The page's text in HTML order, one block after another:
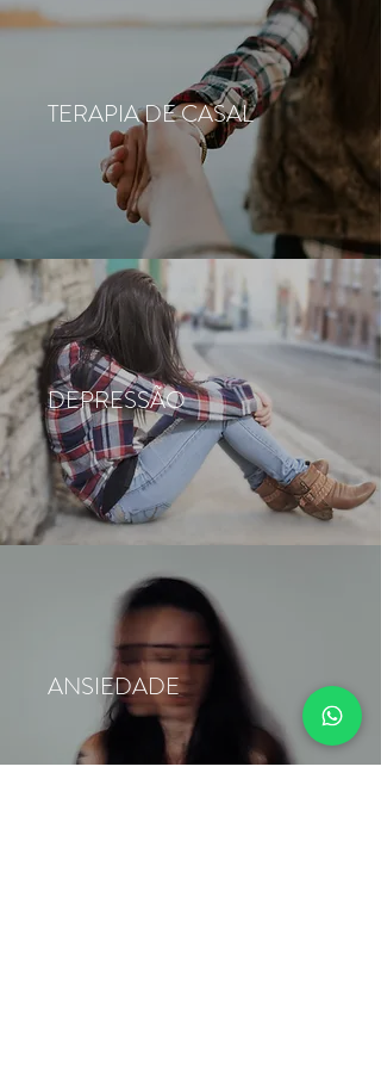
TERAPIA DE CASAL
DEPRESSÃO
ANSIEDADE